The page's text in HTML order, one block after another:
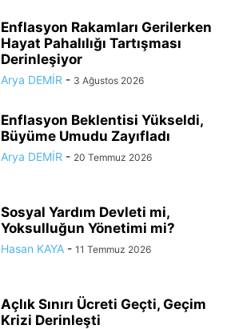
Enflasyon Rakamları Gerilerken
Hayat Pahalılığı Tartışması
Derinleşiyor
Arya DEMİR - 3 Ağustos 2026
Enflasyon Beklentisi Yükseldi,
Büyüme Umudu Zayıfladı
Arya DEMİR - 20 Temmuz 2026
Sosyal Yardım Devleti mi,
Yoksulluğun Yönetimi mi?
Hasan KAYA - 11 Temmuz 2026
Açlık Sınırı Ücreti Geçti, Geçim
Krizi Derinleşti